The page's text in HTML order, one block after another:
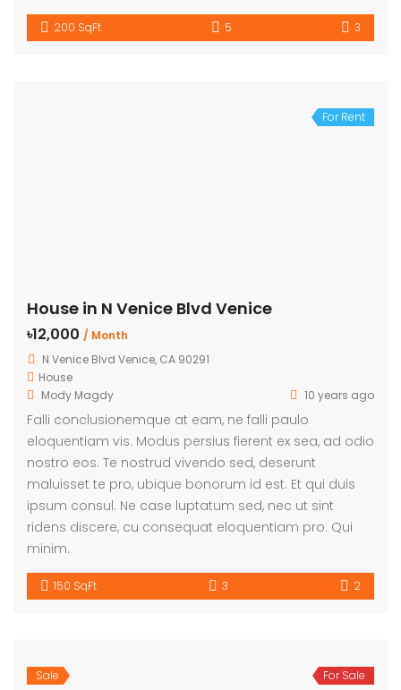
200 SqFt 5 3
For Rent
House in N Venice Blvd Venice
৳12,000 / Month
N Venice Blvd Venice, CA 90291
House
Mody Magdy
10 years ago
Falli conclusionemque at eam, ne falli paulo
eloquentiam vis. Modus persius fierent ex sea, ad odio
nostro eos. Te nostrud vivendo sed, deserunt
maluisset te pro, ubique bonorum id est. Et qui duis
ipsum consul. Ne case luptatum sed, nec ut sint
ridens discere, cu consequat eloquentiam pro. Qui
minim.
150 SqFt 3 2
Sale For Sale